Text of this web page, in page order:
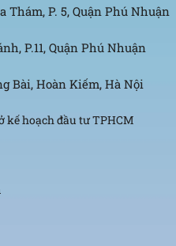
Thám, P. 5, Quận Phú Nhuận
P.11, Quận Phú Nhuận
Bài, Hoàn Kiếm, Hà Nội
kế hoạch đầu tư TPHCM